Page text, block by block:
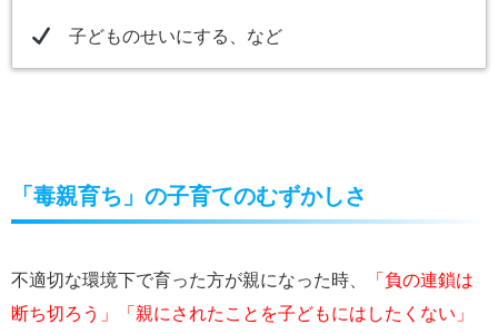
子どものせいにする、など
「毒親育ち」の子育てのむずかしさ
不適切な環境下で育った方が親になった時、
「負の連鎖は
断ち切ろう」「親にされたことを子どもにはしたくない」